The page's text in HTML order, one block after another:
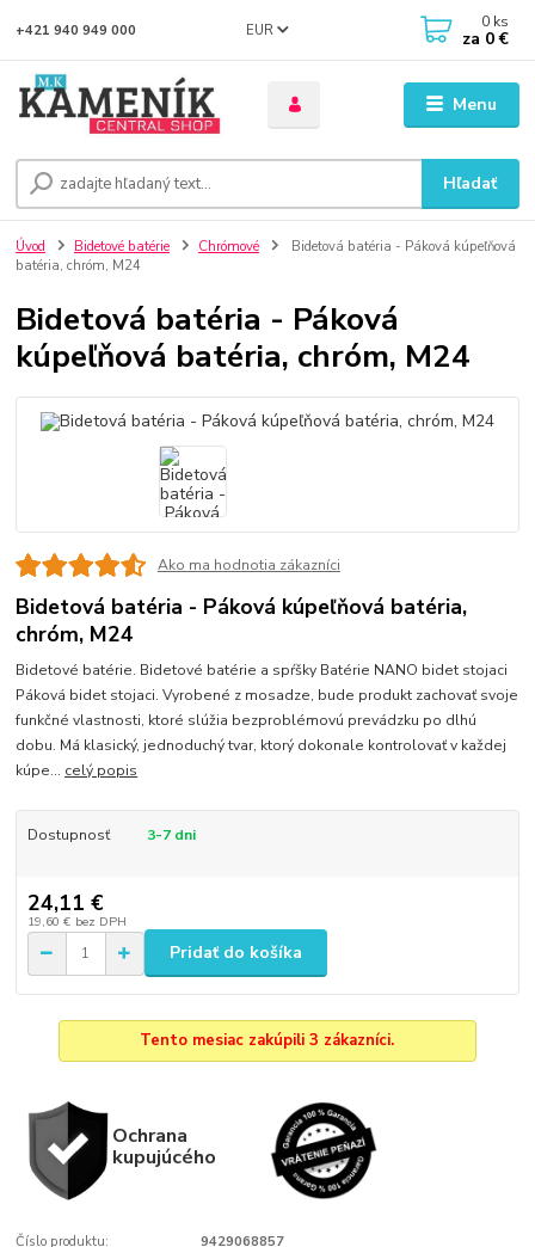
Menu
EUR
Hľadať
+421 940 949 000 0 ks
za 0 €
Úvod Bidetové batérie Chrómové
Bidetová batéria - Páková kúpeľňová
batéria, chróm, M24
Bidetová batéria - Páková
kúpeľňová batéria, chróm, M24
Ako ma hodnotia zákazníci
Bidetová batéria - Páková kúpeľňová batéria,
chróm, M24
Bidetové batérie. Bidetové batérie a spŕšky Batérie NANO bidet stojaci
Páková bidet stojaci. Vyrobené z mosadze, bude produkt zachovať svoje
funkčné vlastnosti, ktoré slúžia bezproblémovú prevádzku po dlhú
dobu. Má klasický, jednoduchý tvar, ktorý dokonale kontrolovať v každej
kúpe... celý popis
Dostupnosť 3-7 dni
24,11 €
19,60 € bez DPH
Pridať do košíka
Tento mesiac zakúpili 3 zákazníci.
Ochrana
kupujúcého
Číslo produktu: 9429068857